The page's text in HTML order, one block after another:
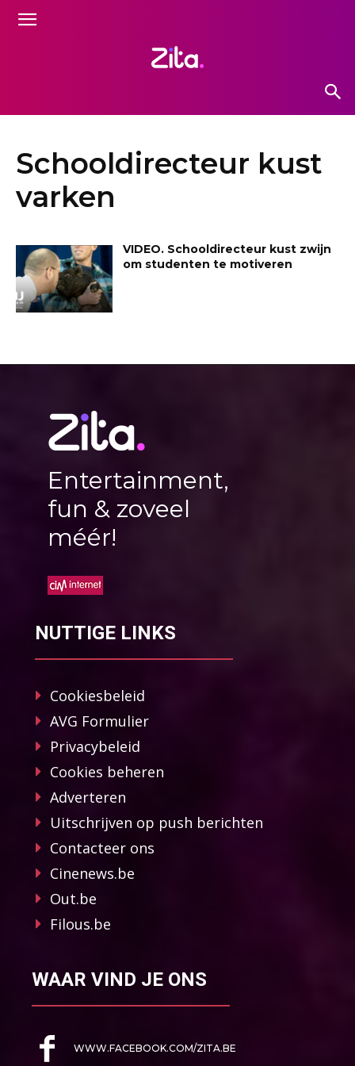
Schooldirecteur kust
varken
VIDEO. Schooldirecteur kust zwijn
om studenten te motiveren
Entertainment,
fun & zoveel
méér!
NUTTIGE LINKS
Cookiesbeleid
AVG Formulier
Privacybeleid
Cookies beheren
Adverteren
Uitschrijven op push berichten
Contacteer ons
Cinenews.be
Out.be
Filous.be
WAAR VIND JE ONS
WWW.FACEBOOK.COM/ZITA.BE